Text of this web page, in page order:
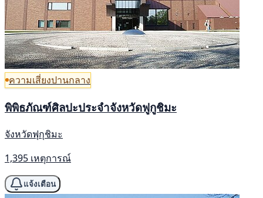
ความเสี่ยงปานกลาง
พิพิธภัณฑ์ศิลปะประจำจังหวัดฟูกูชิมะ
จังหวัดฟุกุชิมะ
1,395 เหตุการณ์
แจ้งเตือน